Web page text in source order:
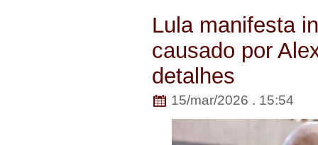
Lula manifesta
causado por
detalhes
15/mar/2026 . 15:54